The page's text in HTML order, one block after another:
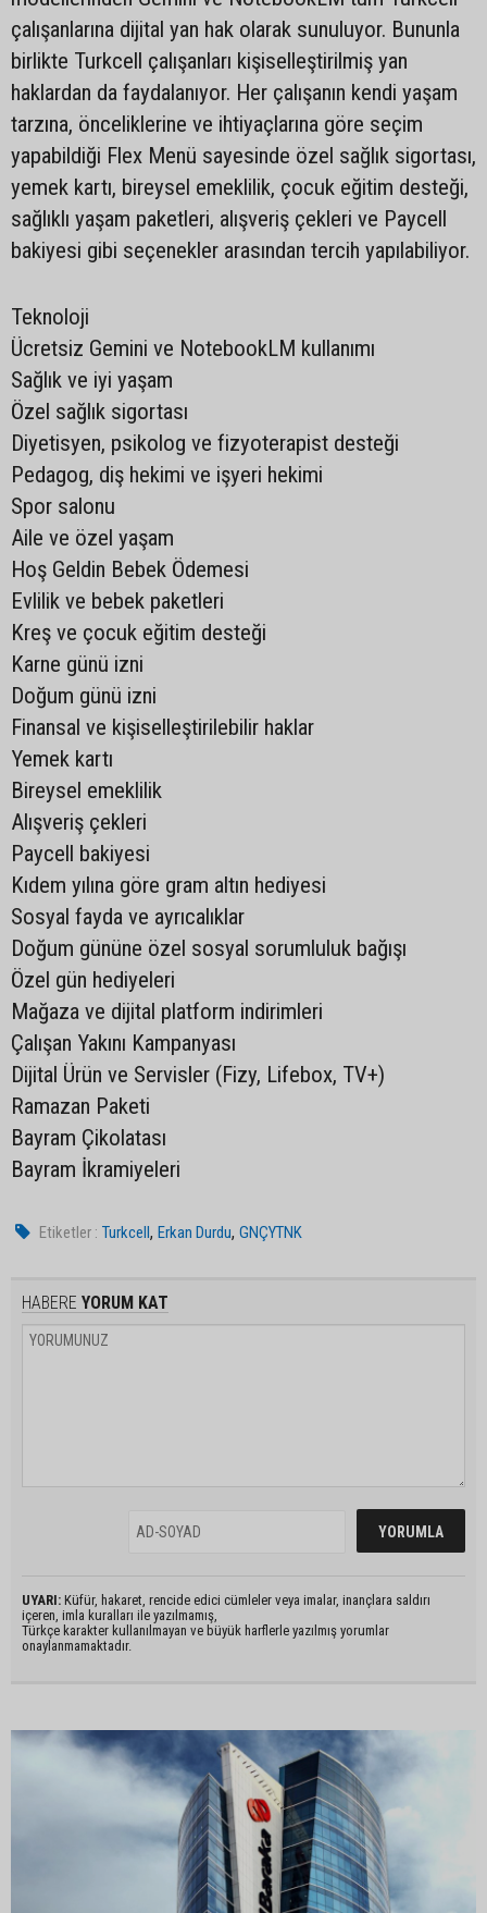
çalışanlarına dijital yan hak olarak sunuluyor. Bununla
birlikte Turkcell çalışanları kişiselleştirilmiş yan
haklardan da faydalanıyor. Her çalışanın kendi yaşam
tarzına, önceliklerine ve ihtiyaçlarına göre seçim
yapabildiği Flex Menü sayesinde özel sağlık sigortası,
yemek kartı, bireysel emeklilik, çocuk eğitim desteği,
sağlıklı yaşam paketleri, alışveriş çekleri ve Paycell
bakiyesi gibi seçenekler arasından tercih yapılabiliyor.
Teknoloji
Ücretsiz Gemini ve NotebookLM kullanımı
Sağlık ve iyi yaşam
Özel sağlık sigortası
Diyetisyen, psikolog ve fizyoterapist desteği
Pedagog, diş hekimi ve işyeri hekimi
Spor salonu
Aile ve özel yaşam
Hoş Geldin Bebek Ödemesi
Evlilik ve bebek paketleri
Kreş ve çocuk eğitim desteği
Karne günü izni
Doğum günü izni
Finansal ve kişiselleştirilebilir haklar
Yemek kartı
Bireysel emeklilik
Alışveriş çekleri
Paycell bakiyesi
Kıdem yılına göre gram altın hediyesi
Sosyal fayda ve ayrıcalıklar
Doğum gününe özel sosyal sorumluluk bağışı
Özel gün hediyeleri
Mağaza ve dijital platform indirimleri
Çalışan Yakını Kampanyası
Dijital Ürün ve Servisler (Fizy, Lifebox, TV+)
Ramazan Paketi
Bayram Çikolatası
Bayram İkramiyeleri
Etiketler : Turkcell,Erkan Durdu,GNÇYTNK
HABERE YORUM KAT
UYARI: Küfür, hakaret, rencide edici cümleler veya imalar, inançlara saldırı
içeren, imla kuralları ile yazılmamış,
Türkçe karakter kullanılmayan ve büyük harflerle yazılmış yorumlar
onaylanmamaktadır.